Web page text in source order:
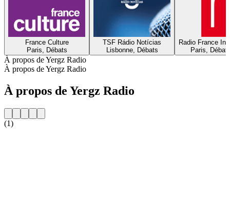
France Culture
Paris, Débats
TSF Rádio Notícias
Lisbonne, Débats
Radio France
Paris,
À propos de Yergz Radio
À propos de Yergz Radio
À propos de Yergz Radio
(1)